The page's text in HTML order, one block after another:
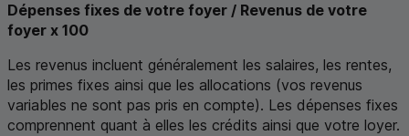
Dépenses fixes de votre foyer / Revenus de votre
foyer x 100
Les revenus incluent généralement les salaires, les rentes,
les primes fixes ainsi que les allocations (vos revenus
variables ne sont pas pris en compte). Les dépenses fixes
comprennent quant à elles les crédits ainsi que votre loyer.